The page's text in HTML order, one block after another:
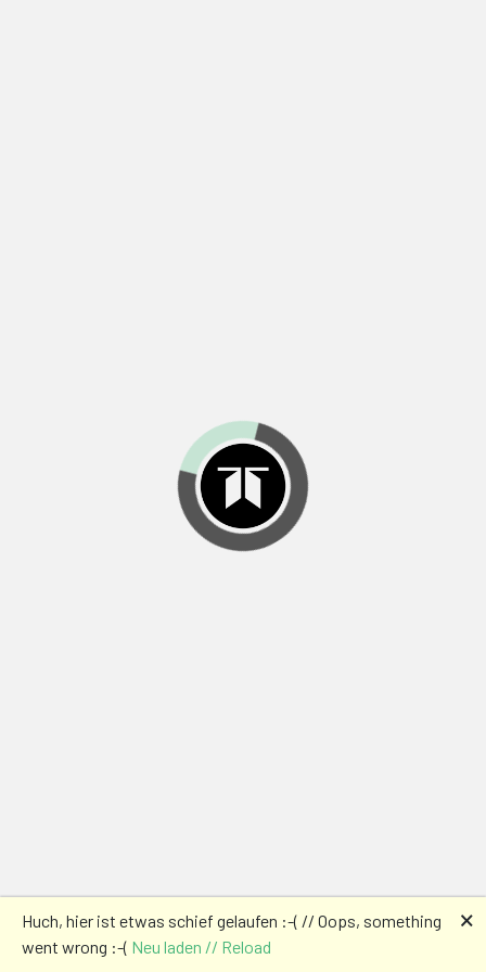
Huch, hier ist etwas schief gelaufen :-( // Oops, something
went wrong :-( Neu laden // Reload
🗙